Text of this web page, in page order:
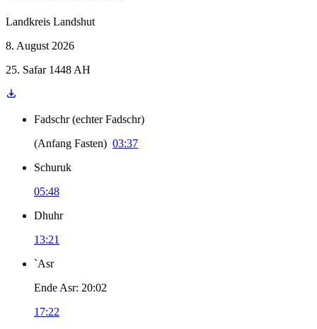
Landkreis Landshut
8. August 2026
25. Safar 1448 AH
Fadschr (echter Fadschr)
(Anfang Fasten) 03:37
Schuruk
05:48
Dhuhr
13:21
`Asr
Ende Asr: 20:02
17:22